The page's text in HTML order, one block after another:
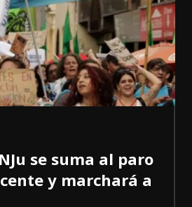
se suma al paro
y marchará a